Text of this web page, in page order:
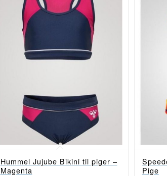
Hummel Jujube Bikini til piger –
Magenta
Pige